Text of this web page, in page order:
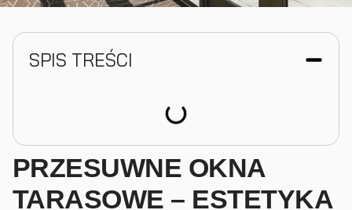
SPIS TREŚCI
PRZESUWNE OKNA
TARASOWE – ESTETYKA